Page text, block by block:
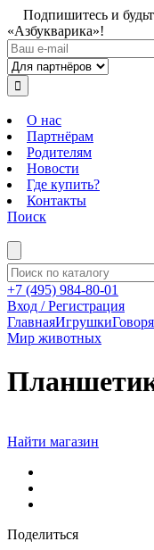
Подпишитесь и
«Азбукварика»!
О нас
Партнёрам
Родителям
Новости
Где купить?
Контакты
Поиск
+7 (495) 984-80-01
Вход / Регистрация
ГлавнаяИгрушки
Мир животных
Найти магазин
Поделиться